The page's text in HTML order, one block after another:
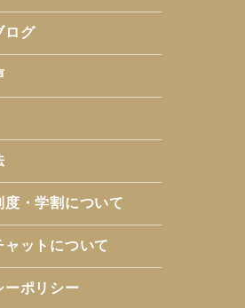
ログ
度・学割について
ャットについて
ーポリシー